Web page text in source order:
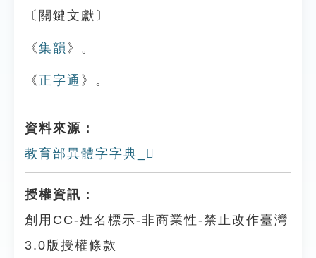
〔關鍵文獻〕
《集韻 》。
《 正字通 》。
資料來源：
教育部異體字字典_𨾦
授權資訊：
創用CC-姓名標示-非商業性-禁止改作臺灣
3.0版授權條款